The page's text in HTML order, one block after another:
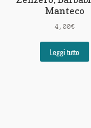
Manteco
4,00€
Leggi tutto